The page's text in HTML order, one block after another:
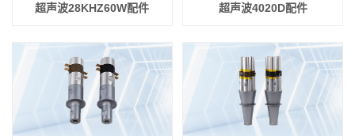
超声波28KHZ60W配件 超声波4020D配件